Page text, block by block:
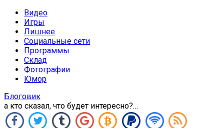
Видео
Игры
Лишнее
Социальные сети
Программы
Склад
Фотографии
Юмор
Блоговик
а кто сказал, что будет интересно?…